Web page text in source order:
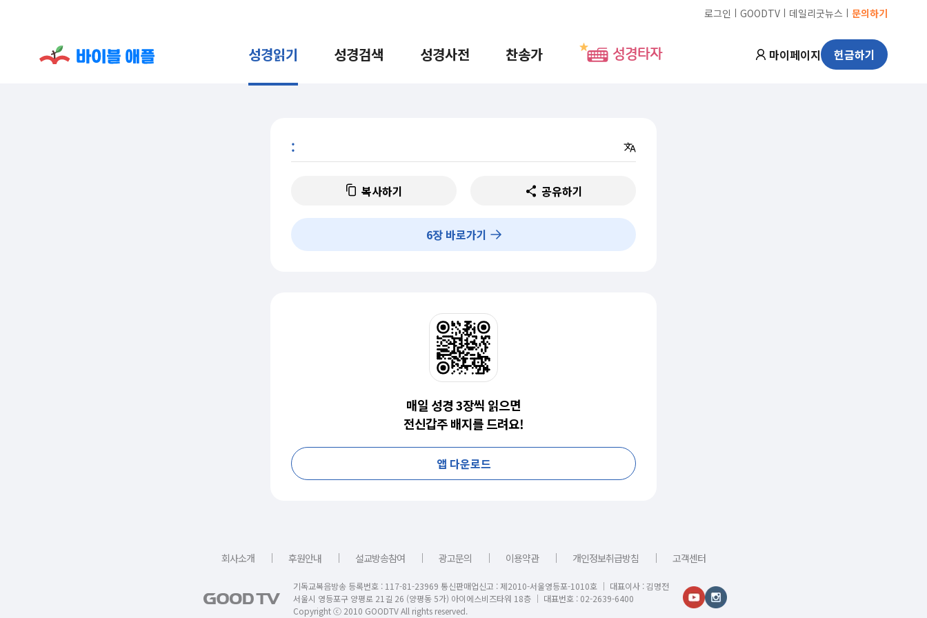
로그인 ㅣ GOODTV ㅣ 데일리굿뉴스 ㅣ 문의하기
성경읽기 성경검색 성경사전 찬송가 성경타자 마이페이지 헌금하기
:
복사하기 공유하기
6장 바로가기
매일 성경 3장씩 읽으면
전신갑주 배지를 드려요!
앱 다운로드
회사소개 ｜ 후원안내 ｜ 설교방송참여 ｜ 광고문의 ｜ 이용약관 ｜ 개인정보취급방침 ｜ 고객센터
기독교복음방송 등록번호 : 117-81-23969 통신판매업신고 : 제2010-서울영등포-1010호 │ 대표이사 : 김명전
서울시 영등포구 양평로 21길 26 (양평동 5가) 아이에스비즈타워 18층 │ 대표번호 : 02-2639-6400
Copyright ⓒ 2010 GOODTV All rights reserved.